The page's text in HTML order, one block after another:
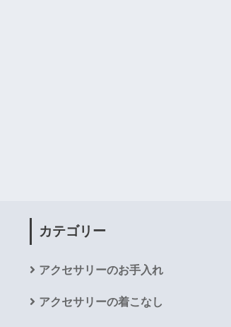
カテゴリー
アクセサリーのお手入れ
アクセサリーの着こなし